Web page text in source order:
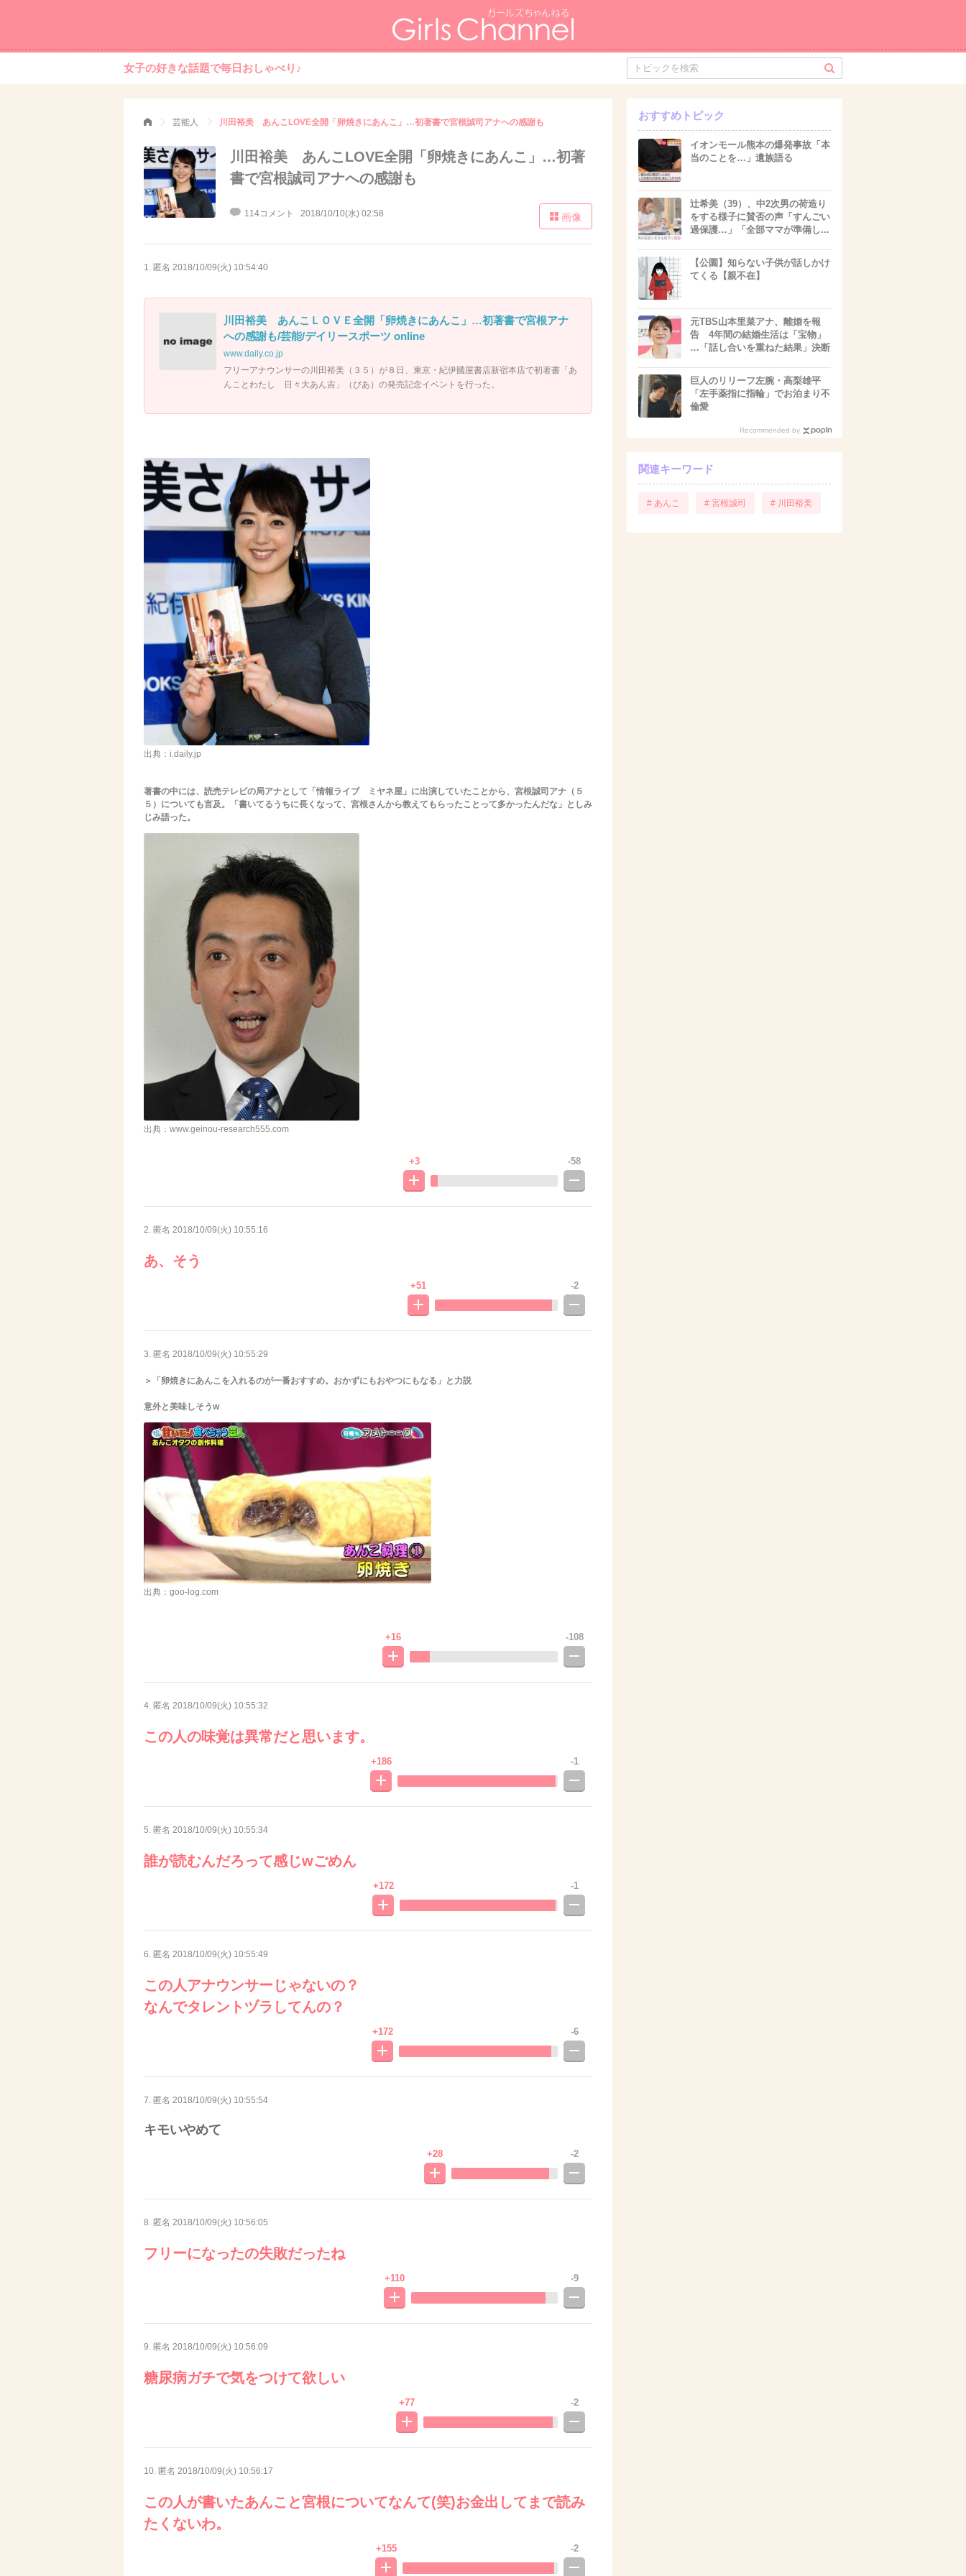
女子の好きな話題で毎日おしゃべり♪
芸能人 川田裕美 あんこLOVE全開「卵焼きにあんこ」…初著書で宮根誠司アナへの感謝も
川田裕美 あんこLOVE全開「卵焼きにあんこ」…初著
書で宮根誠司アナへの感謝も
114コメント 2018/10/10(水) 02:58 画像
1. 匿名 2018/10/09(火) 10:54:40
川田裕美 あんこＬＯＶＥ全開「卵焼きにあんこ」…初著書で宮根アナ
への感謝も/芸能/デイリースポーツ online
www.daily.co.jp
フリーアナウンサーの川田裕美（３５）が８日、東京・紀伊國屋書店新宿本店で初著書「あ
んことわたし 日々大あん吉」（ぴあ）の発売記念イベントを行った。
出典：i.daily.jp
著書の中には、読売テレビの局アナとして「情報ライブ ミヤネ屋」に出演していたことから、宮根誠司アナ（５
５）についても言及。「書いてるうちに長くなって、宮根さんから教えてもらったことって多かったんだな」としみ
じみ語った。
出典：www.geinou-research555.com
+3 -58
2. 匿名 2018/10/09(火) 10:55:16
あ、そう
+51 -2
3. 匿名 2018/10/09(火) 10:55:29
＞「卵焼きにあんこを入れるのが一番おすすめ。おかずにもおやつにもなる」と力説
意外と美味しそうw
出典：goo-log.com
+16 -108
4. 匿名 2018/10/09(火) 10:55:32
この人の味覚は異常だと思います。
+186 -1
5. 匿名 2018/10/09(火) 10:55:34
誰が読むんだろって感じwごめん
+172 -1
6. 匿名 2018/10/09(火) 10:55:49
この人アナウンサーじゃないの？
なんでタレントヅラしてんの？
+172 -6
7. 匿名 2018/10/09(火) 10:55:54
キモいやめて
+28 -2
8. 匿名 2018/10/09(火) 10:56:05
フリーになったの失敗だったね
+110 -9
9. 匿名 2018/10/09(火) 10:56:09
糖尿病ガチで気をつけて欲しい
+77 -2
10. 匿名 2018/10/09(火) 10:56:17
この人が書いたあんこと宮根についてなんて(笑)お金出してまで読み
たくないわ。
+155 -2
おすすめトピック
イオンモール熊本の爆発事故「本
当のことを…」遺族語る
辻希美（39）、中2次男の荷造り
をする様子に賛否の声「すんごい
過保護…」「全部ママが準備し...
【公園】知らない子供が話しかけ
てくる【親不在】
元TBS山本里菜アナ、離婚を報
告 4年間の結婚生活は「宝物」
…「話し合いを重ねた結果」決断
巨人のリリーフ左腕・高梨雄平
「左手薬指に指輪」でお泊まり不
倫愛
Recommended by
関連キーワード
# あんこ # 宮根誠司 # 川田裕美